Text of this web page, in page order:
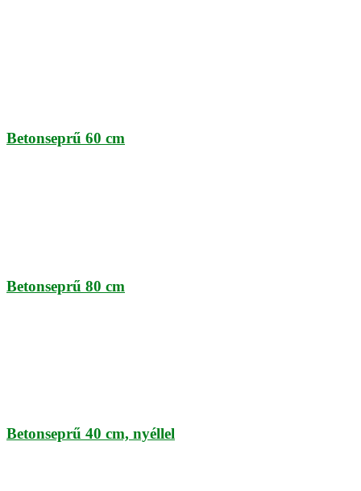
Betonseprű 60 cm
Betonseprű 80 cm
Betonseprű 40 cm, nyéllel